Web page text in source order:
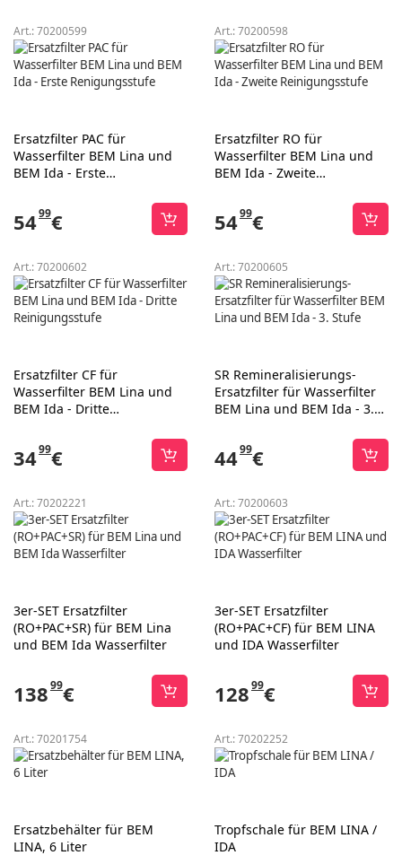
Art.:70200599
Ersatzfilter PAC für
Wasserfilter BEM Lina und
BEM Ida - Erste
5499€
Art.:70200598
Ersatzfilter RO für
Wasserfilter BEM Lina und
BEM Ida - Zweite
5499€
Art.:70200602
Ersatzfilter CF für
Wasserfilter BEM Lina und
BEM Ida - Dritte
3499€
Art.:70200605
SR Remineralisierungs-
Ersatzfilter für Wasserfilter
BEM Lina und BEM Ida - 3.
4499€
Art.:70202221
3er-SET Ersatzfilter
(RO+PAC+SR) für BEM Lina
und BEM Ida Wasserfilter
13899€
Art.:70200603
3er-SET Ersatzfilter
(RO+PAC+CF) für BEM LINA
und IDA Wasserfilter
12899€
Art.:70201754
Ersatzbehälter für BEM
LINA, 6 Liter
Art.:70202252
Tropfschale für BEM LINA /
IDA